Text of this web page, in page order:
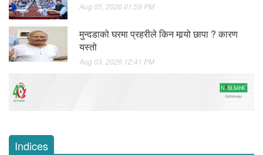
Aug 05, 2026 01:59 PM
मुन्दडाको घरमा प्रहरीले किन मार्‍यो छापा ? कारण
यस्तो
Aug 03, 2026 12:41 PM
Indices